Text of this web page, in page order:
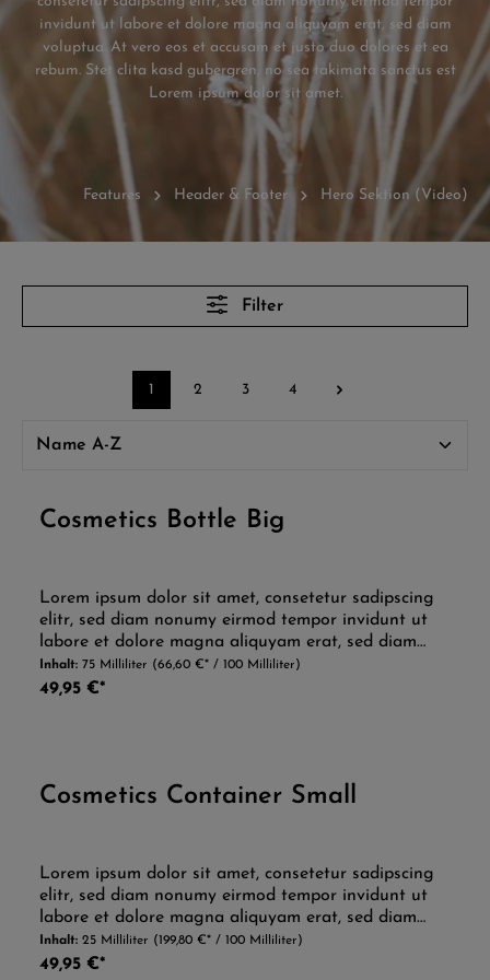
invidunt ut labore et dolore magna aliquyam erat, sed diam
voluptua. At vero eos et accusam et justo duo dolores et ea
rebum. Stet clita kasd gubergren, no sea takimata sanctus est
Lorem ipsum dolor sit amet.
Features Header & Footer Hero Sektion (Video)
Filter
1 2 3 4
Cosmetics Bottle Big
Lorem ipsum dolor sit amet, consetetur sadipscing
elitr, sed diam nonumy eirmod tempor invidunt ut
labore et dolore magna aliquyam erat, sed diam
voluptua. At vero eos et accusam et justo duo
dolores et ea rebum. Stet clita kasd gubergren, no
sed diam voluptua. At vero eos et accusam et justo
Inhalt: 75 Milliliter (66,60 €* / 100 Milliliter)
49,95 €*
Cosmetics Container Small
Lorem ipsum dolor sit amet, consetetur sadipscing
elitr, sed diam nonumy eirmod tempor invidunt ut
labore et dolore magna aliquyam erat, sed diam
voluptua. At vero eos et accusam et justo duo
dolores et ea rebum. Stet clita kasd gubergren, no
Inhalt: 25 Milliliter (199,80 €* / 100 Milliliter)
49,95 €*